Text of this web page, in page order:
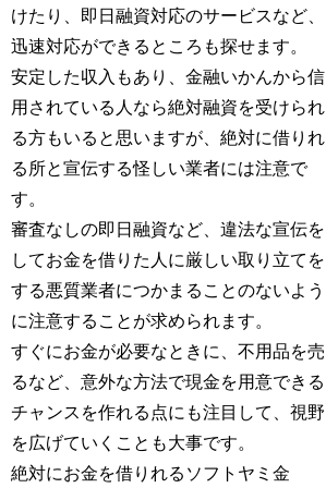
けたり、即日融資対応のサービスなど、
迅速対応ができるところも探せます。
安定した収入もあり、金融いかんから信
用されている人なら絶対融資を受けられ
る方もいると思いますが、絶対に借りれ
る所と宣伝する怪しい業者には注意で
す。
審査なしの即日融資など、違法な宣伝を
してお金を借りた人に厳しい取り立てを
する悪質業者につかまることのないよう
に注意することが求められます。
すぐにお金が必要なときに、不用品を売
るなど、意外な方法で現金を用意できる
チャンスを作れる点にも注目して、視野
を広げていくことも大事です。
絶対にお金を借りれるソフトヤミ金